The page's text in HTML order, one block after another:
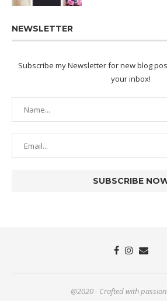
NEWSLETTER
Subscribe my Newsletter for new blog
your inbox!
@2020 - Crafted with